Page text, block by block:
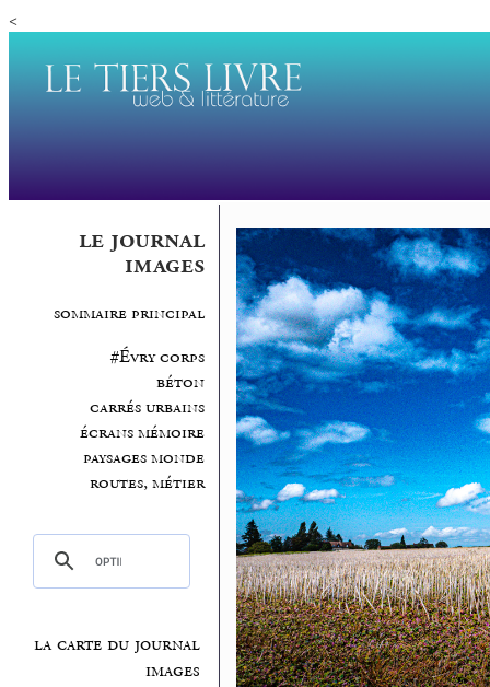
<
le journal
images
sommaire principal
#Évry corps
béton
carrés urbains
écrans mémoire
paysages monde
routes, métier
la carte du journal
images